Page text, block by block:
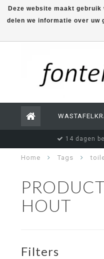
14 dagen
Home Tags
HOUT
Filters
Deze website maakt
delen we informatie over uw